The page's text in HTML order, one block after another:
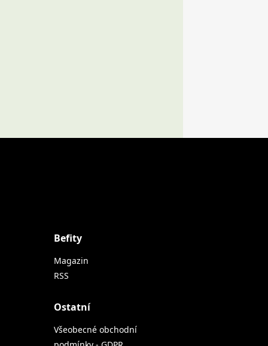
Befity
Magazin
RSS
Ostatní
Všeobecné obchodní